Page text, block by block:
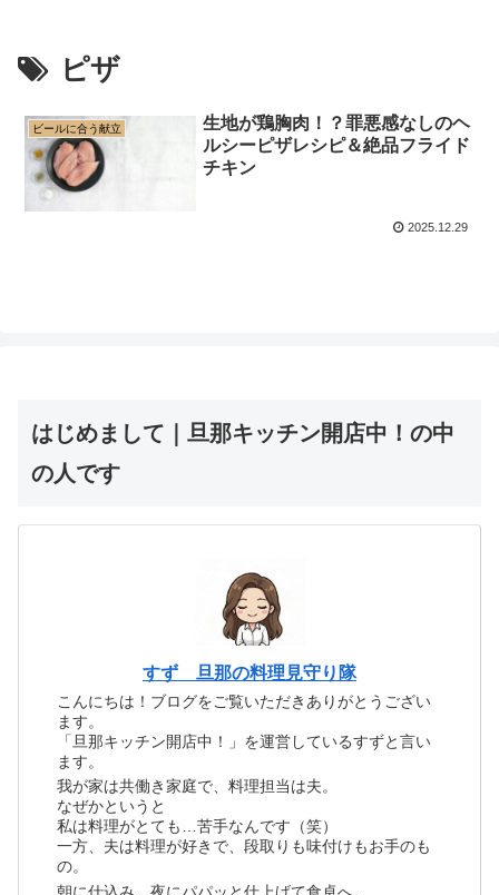
ピザ
ビールに合う献立
生地が鶏胸肉！？罪悪感なしのヘ
ルシーピザレシピ＆絶品フライド
チキン
2025.12.29
はじめまして｜旦那キッチン開店中！の中
の人です
すず 旦那の料理見守り隊
こんにちは！ブログをご覧いただきありがとうござい
ます。
「旦那キッチン開店中！」を運営しているすずと言い
ます。
我が家は共働き家庭で、料理担当は夫。
なぜかというと
私は料理がとても…苦手なんです（笑）
一方、夫は料理が好きで、段取りも味付けもお手のも
の。
朝に仕込み、夜にパパッと仕上げて食卓へ。